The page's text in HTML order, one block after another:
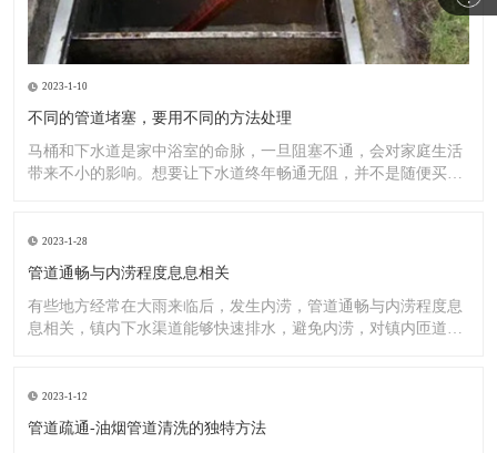
2023-1-10
不同的管道堵塞，要用不同的方法处理
马桶和下水道是家中浴室的命脉，一旦阻塞不通，会对家庭生活
带来不小的影响。想要让下水道终年畅通无阻，并不是随便买一
2023-1-28
管道通畅与内涝程度息息相关
有些地方经常在大雨来临后，发生内涝，管道通畅与内涝程度息
息相关，镇内下水渠道能够快速排水，避免内涝，对镇内匝道、
2023-1-12
管道疏通-油烟管道清洗的独特方法